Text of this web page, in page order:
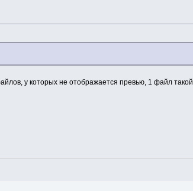
у которых не отображается превью, 1 файл